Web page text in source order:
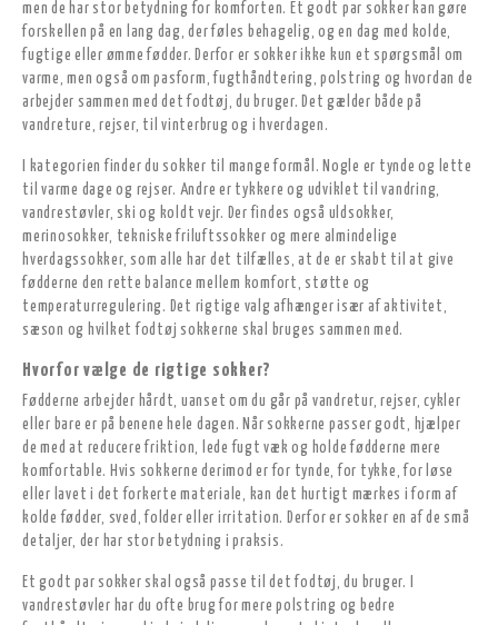
men de har stor betydning for komforten. Et godt par sokker kan gøre
forskellen på en lang dag, der føles behagelig, og en dag med kolde,
fugtige eller ømme fødder. Derfor er sokker ikke kun et spørgsmål om
varme, men også om pasform, fugthåndtering, polstring og hvordan de
arbejder sammen med det fodtøj, du bruger. Det gælder både på
vandreture, rejser, til vinterbrug og i hverdagen.
I kategorien finder du sokker til mange formål. Nogle er tynde og lette
til varme dage og rejser. Andre er tykkere og udviklet til vandring,
vandrestøvler, ski og koldt vejr. Der findes også uldsokker,
merinosokker, tekniske friluftssokker og mere almindelige
hverdagssokker, som alle har det tilfælles, at de er skabt til at give
fødderne den rette balance mellem komfort, støtte og
temperaturregulering. Det rigtige valg afhænger især af aktivitet,
sæson og hvilket fodtøj sokkerne skal bruges sammen med.
Hvorfor vælge de rigtige sokker?
Fødderne arbejder hårdt, uanset om du går på vandretur, rejser, cykler
eller bare er på benene hele dagen. Når sokkerne passer godt, hjælper
de med at reducere friktion, lede fugt væk og holde fødderne mere
komfortable. Hvis sokkerne derimod er for tynde, for tykke, for løse
eller lavet i det forkerte materiale, kan det hurtigt mærkes i form af
kolde fødder, sved, folder eller irritation. Derfor er sokker en af de små
detaljer, der har stor betydning i praksis.
Et godt par sokker skal også passe til det fodtøj, du bruger. I
vandrestøvler har du ofte brug for mere polstring og bedre